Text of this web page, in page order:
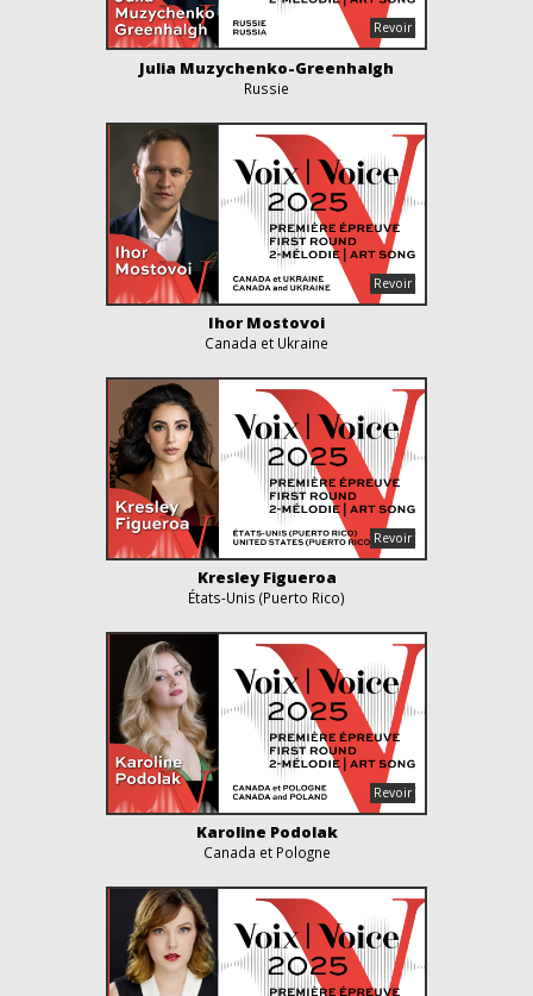
Julia Muzychenko-Greenhalgh
Russie
Ihor Mostovoi
Canada et Ukraine
Kresley Figueroa
États-Unis (Puerto Rico)
Karoline Podolak
Canada et Pologne